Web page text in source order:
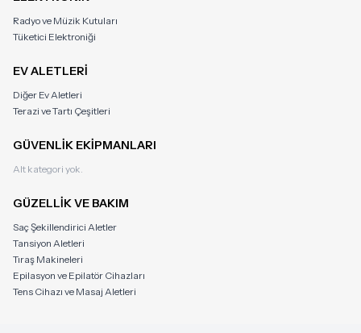
Radyo ve Müzik Kutuları
Tüketici Elektroniği
EV ALETLERİ
Diğer Ev Aletleri
Terazi ve Tartı Çeşitleri
GÜVENLİK EKİPMANLARI
Alt kategori yok.
GÜZELLİK VE BAKIM
Saç Şekillendirici Aletler
Tansiyon Aletleri
Tıraş Makineleri
Epilasyon ve Epilatör Cihazları
Tens Cihazı ve Masaj Aletleri